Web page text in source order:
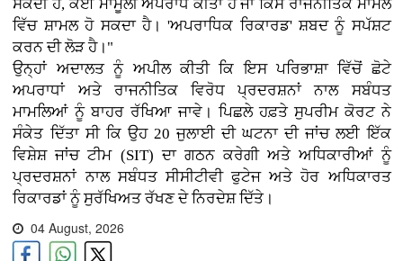
ਸਕਦੀ ਹੈ, ਕੋਈ ਮਾਮੂਲੀ ਅਪਰਾਧ ਕੀਤਾ ਹੈ ਜਾਂ ਕਿਸੇ ਰਾਜਨੀਤਿਕ ਮਾਮਲੇ
ਵਿੱਚ ਸ਼ਾਮਲ ਹੋ ਸਕਦਾ ਹੈ। 'ਅਪਰਾਧਿਕ ਰਿਕਾਰਡ' ਸ਼ਬਦ ਨੂੰ ਸਪੱਸ਼ਟ
ਕਰਨ ਦੀ ਲੋੜ ਹੈ।"
ਉਨ੍ਹਾਂ ਅਦਾਲਤ ਨੂੰ ਅਪੀਲ ਕੀਤੀ ਕਿ ਇਸ ਪਰਿਭਾਸ਼ਾ ਵਿੱਚੋਂ ਛੋਟੇ
ਅਪਰਾਧਾਂ ਅਤੇ ਰਾਜਨੀਤਿਕ ਵਿਰੋਧ ਪ੍ਰਦਰਸ਼ਨਾਂ ਨਾਲ ਸਬੰਧਤ
ਮਾਮਲਿਆਂ ਨੂੰ ਬਾਹਰ ਰੱਖਿਆ ਜਾਵੇ। ਪਿਛਲੇ ਹਫ਼ਤੇ ਸੁਪਰੀਮ ਕੋਰਟ ਨੇ
ਸੰਕੇਤ ਦਿੱਤਾ ਸੀ ਕਿ ਉਹ 20 ਜੁਲਾਈ ਦੀ ਘਟਨਾ ਦੀ ਜਾਂਚ ਲਈ ਇੱਕ
ਵਿਸ਼ੇਸ਼ ਜਾਂਚ ਟੀਮ (SIT) ਦਾ ਗਠਨ ਕਰੇਗੀ ਅਤੇ ਅਧਿਕਾਰੀਆਂ ਨੂੰ
ਪ੍ਰਦਰਸ਼ਨਾਂ ਨਾਲ ਸਬੰਧਤ ਸੀਸੀਟੀਵੀ ਫੁਟੇਜ ਅਤੇ ਹੋਰ ਅਧਿਕਾਰਤ
ਰਿਕਾਰਡਾਂ ਨੂੰ ਸੁਰੱਖਿਅਤ ਰੱਖਣ ਦੇ ਨਿਰਦੇਸ਼ ਦਿੱਤੇ।
04 August, 2026